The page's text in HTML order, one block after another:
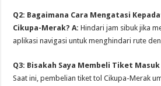
Q2: Bagaimana Cara Mengatasi
Cikupa-Merak? A: Hindari jam sibuk jika
aplikasi navigasi untuk menghindari rute
Q3: Bisakah Saya Membeli Tiket
Saat ini, pembelian tiket tol Cikupa-Merak